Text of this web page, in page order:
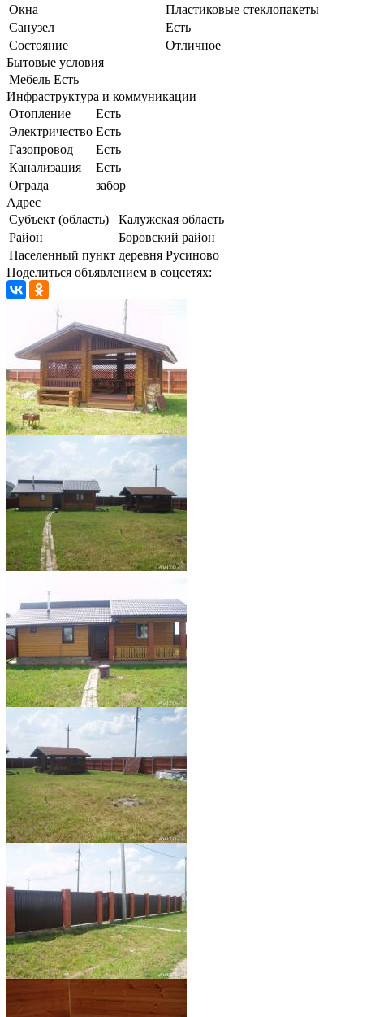
Окна
Пластиковые стеклопакеты
Санузел
Есть
Состояние
Отличное
Бытовые условия
Мебель Есть
Инфраструктура и коммуникации
Отопление
Есть
Электричество Есть
Газопровод
Есть
Канализация
Есть
Ограда
забор
Адрес
Субъект (область)
Калужская область
Район
Боровский район
Населенный пункт деревня Русиново
Поделиться объявлением в соцсетях: